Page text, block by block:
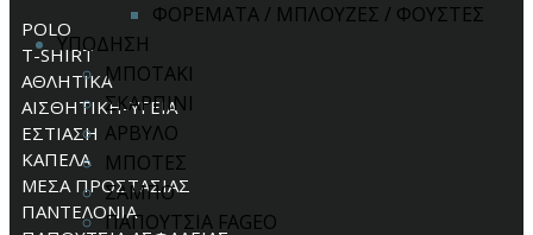
ΦΟΡΕΜΑΤΑ / ΜΠΛΟΥΖΕΣ / ΦΟΥΣΤΕΣ
ΥΠΟΔΗΣΗ
ΜΠΟΤΑΚΙ
ΣΚΑΡΠΙΝΙ
ΑΡΒΥΛΟ
ΜΠΟΤΕΣ
ΣΑΜΠΟ
ΠΑΠΟΥΤΣΙΑ FAGEO
POLO
T-SHIRT
ΑΘΛΗΤΙΚΑ
ΑΙΣΘΗΤΙΚΗ-ΥΓΕΙΑ
ΕΣΤΙΑΣΗ
ΚΑΠΕΛΑ
ΜΕΣΑ ΠΡΟΣΤΑΣΙΑΣ
ΠΑΝΤΕΛΟΝΙΑ